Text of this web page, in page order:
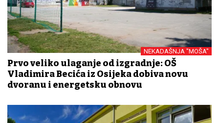
NEKADAŠNJA "MOŠA"
Prvo veliko ulaganje od izgradnje: OŠ
Vladimira Becića iz Osijeka dobiva novu
dvoranu i energetsku obnovu